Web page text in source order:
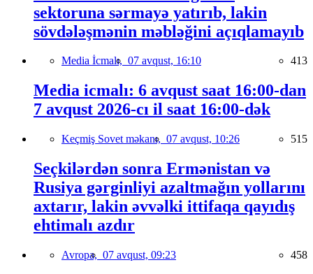
sektoruna sərmayə yatırıb, lakin
sövdələşmənin məbləğini açıqlamayıb
Media İcmalı, 07 avqust, 16:10 413
Media icmalı: 6 avqust saat 16:00-dan
7 avqust 2026-cı il saat 16:00-dək
Keçmiş Sovet məkanı, 07 avqust, 10:26 515
Seçkilərdən sonra Ermənistan və
Rusiya gərginliyi azaltmağın yollarını
axtarır, lakin əvvəlki ittifaqa qayıdış
ehtimalı azdır
Avropa, 07 avqust, 09:23 458